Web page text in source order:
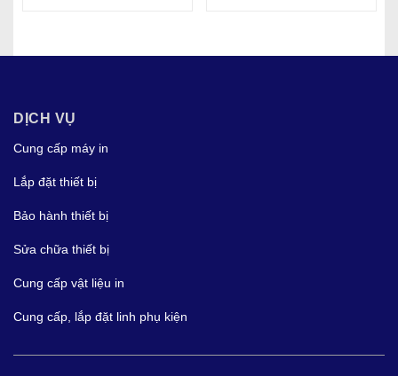
DỊCH VỤ
Cung cấp máy in
Lắp đặt thiết bị
Bảo hành thiết bị
Sửa chữa thiết bị
Cung cấp vật liệu in
Cung cấp, lắp đặt linh phụ kiện